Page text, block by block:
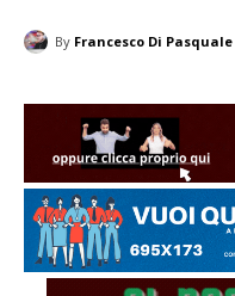
By Francesco Di Pasquale